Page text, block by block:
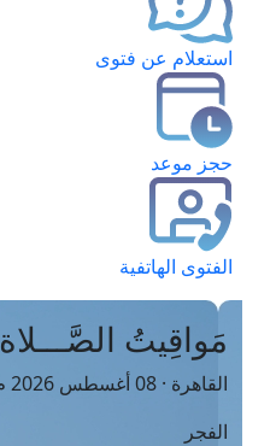
استعلام عن فتوى
حجز موعد
الفتوى الهاتفية
مَواقِيتُ الصَّـــلاة
القاهرة · 08 أغسطس 2026 م
الفجر